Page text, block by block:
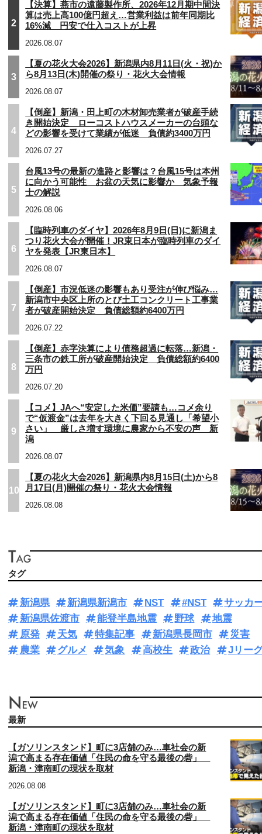
2
【決算】燕市の遠藤製作所、2026年12月期中間決
算は売上高100億円超え…営業利益は前年同期比
16%減 円安で仕入コストが上昇
2026.08.07
3
【夏の花火大会2026】新潟県内8月11日(火・祝)か
ら8月13日(木)開催の祭り・花火大会情報
2026.08.07
4
【倒産】新潟・田上町の木材卸売業者が破産手続
き開始決定 ローコストハウスメーカーの台頭な
どの影響を受けて業績が低迷 負債約3400万円
2026.07.27
5
台風13号の最新の進路と影響は？台風15号は本州
に向かう可能性 お盆の天気に影響か 気象予報
士の解説
2026.08.06
6
【臨時列車のダイヤ】2026年8月9日(日)に新潟ま
つり花火大会が開催！JR東日本が臨時列車のダイ
ヤを発表【JR東日本】
2026.08.07
7
【倒産】市況低迷の影響もあり受注が伸び悩み…
新潟市中央区上所のとび土工コンクリート工事業
者が破産開始決定 負債総額約6400万円
2026.07.22
8
【倒産】赤字決算により債務超過に転落…新潟・
三条市の鉄工所が破産開始決定 負債総額約6400
万円
2026.07.20
9
【コメ】JAへ“安定した米価”要請も…コメ余り
で“仮渡金”は去年を大きく下回る見通し「希望小
さい」 厳しさ増す環境に農家から不安の声 新
潟
2026.08.07
10
【夏の花火大会2026】新潟県内8月15日(土)から8
月17日(月)開催の祭り・花火大会情報
2026.08.08
タグ
新潟県 新潟県新潟市 NST #NST
サッカ
新潟県佐渡市
能登半島地震 野球
地震
原発
天気 特集記事 新潟県長岡市
災害
農業
グルメ 気象 高校生 政治 Jリー
最新
【ガソリンスタンド】町に3店舗のみ…車社会の新
潟で高まる存在価値「住民の命を守る最後の砦」
新潟・津南町の現状を取材
2026.08.08
【ガソリンスタンド】町に3店舗のみ…車社会の新
潟で高まる存在価値「住民の命を守る最後の砦」
新潟・津南町の現状を取材